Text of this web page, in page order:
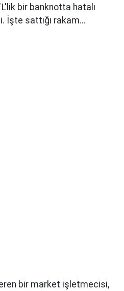
bir banknotta hatalı
İşte sattığı rakam…
bir market işletmecisi,